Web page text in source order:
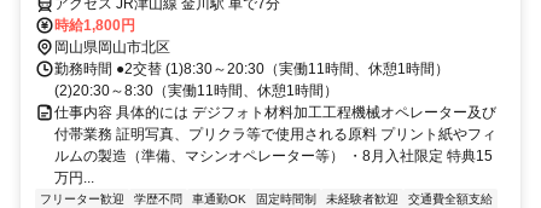
アクセス JR津山線 金川駅 車で7分
時給1,800円
岡山県岡山市北区
勤務時間 ●2交替 (1)8:30～20:30（実働11時間、休憩1時間）
(2)20:30～8:30（実働11時間、休憩1時間）
仕事内容 具体的には デジフォト材料加工工程機械オペレーター及び
付帯業務 証明写真、プリクラ等で使用される原料 プリント紙やフィ
ルムの製造（準備、マシンオペレーター等） ・8月入社限定 特典15
万円...
フリーター歓迎 学歴不問 車通勤OK 固定時間制 未経験者歓迎
交通費全額支給